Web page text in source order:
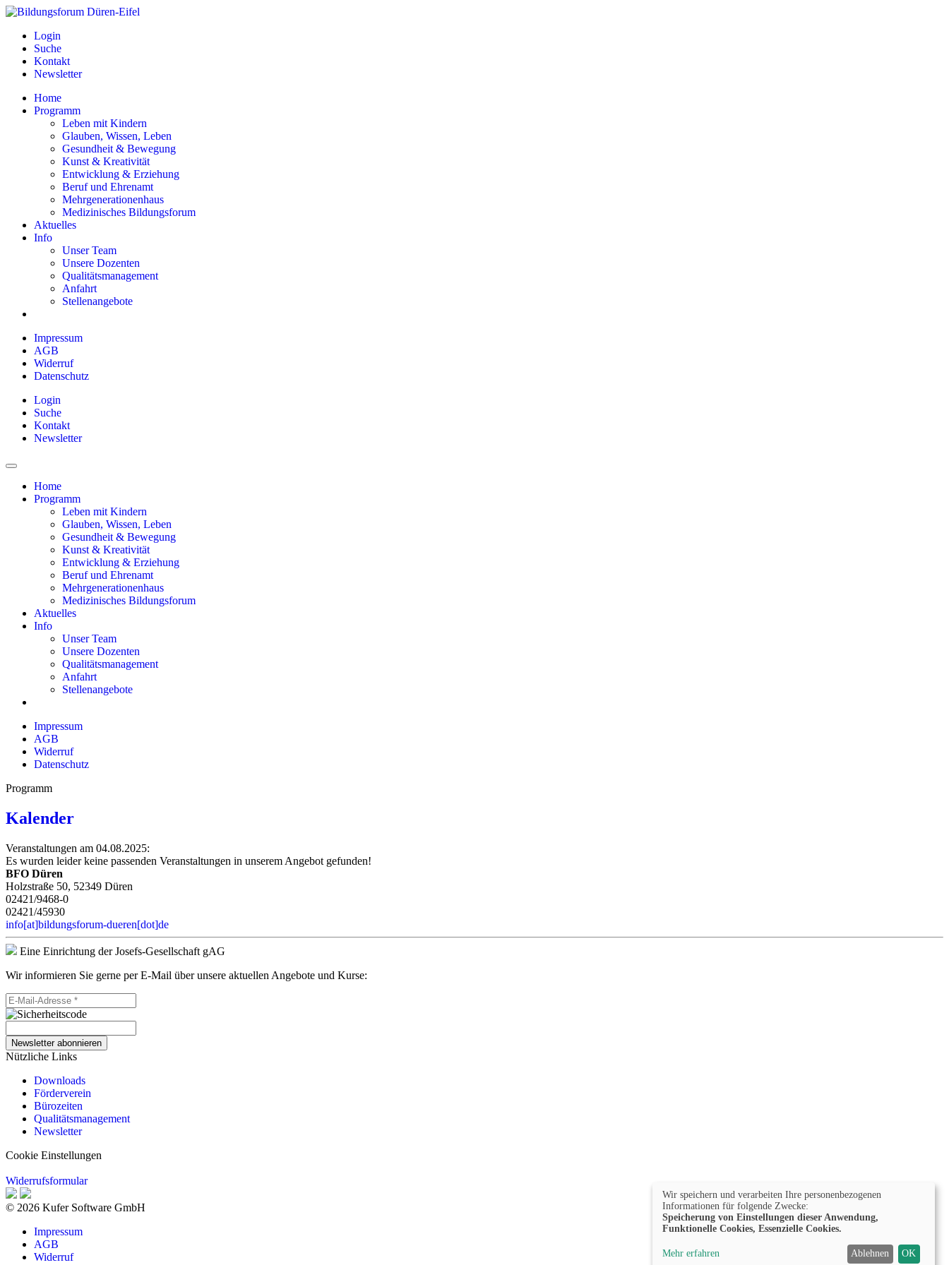
Login
Suche
Kontakt
Newsletter
Home
Programm
Leben mit Kindern
Glauben, Wissen, Leben
Gesundheit & Bewegung
Kunst & Kreativität
Entwicklung & Erziehung
Beruf und Ehrenamt
Mehrgenerationenhaus
Medizinisches Bildungsforum
Aktuelles
Info
Unser Team
Unsere Dozenten
Qualitätsmanagement
Anfahrt
Stellenangebote
Impressum
AGB
Widerruf
Datenschutz
Login
Suche
Kontakt
Newsletter
Home
Programm
Leben mit Kindern
Glauben, Wissen, Leben
Gesundheit & Bewegung
Kunst & Kreativität
Entwicklung & Erziehung
Beruf und Ehrenamt
Mehrgenerationenhaus
Medizinisches Bildungsforum
Aktuelles
Info
Unser Team
Unsere Dozenten
Qualitätsmanagement
Anfahrt
Stellenangebote
Impressum
AGB
Widerruf
Datenschutz
Programm
Kalender
Veranstaltungen am 04.08.2025:
Es wurden leider keine passenden Veranstaltungen in unserem Angebot gefunden!
BFO Düren
Holzstraße 50, 52349 Düren
02421/9468-0
02421/45930
info[at]bildungsforum-dueren[dot]de
Eine Einrichtung der Josefs-Gesellschaft gAG
Wir informieren Sie gerne per E-Mail über unsere aktuellen Angebote und Kurse:
Newsletter abonnieren
Nützliche Links
Downloads
Förderverein
Bürozeiten
Qualitätsmanagement
Newsletter
Cookie Einstellungen
Widerrufsformular
© 2026 Kufer Software GmbH
Impressum
AGB
Widerruf
Wir speichern und verarbeiten Ihre personenbezogenen
Informationen für folgende Zwecke:
Speicherung von Einstellungen dieser Anwendung,
Funktionelle Cookies, Essenzielle Cookies.
Mehr erfahren Ablehnen OK